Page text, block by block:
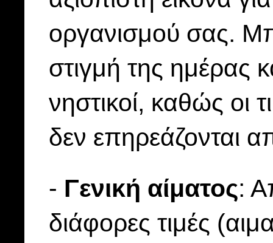
οργανισμού σας.
στιγμή της ημέρας
νηστικοί, καθώς οι
δεν επηρεάζονται
- Γενική αίματος:
διάφορες τιμές